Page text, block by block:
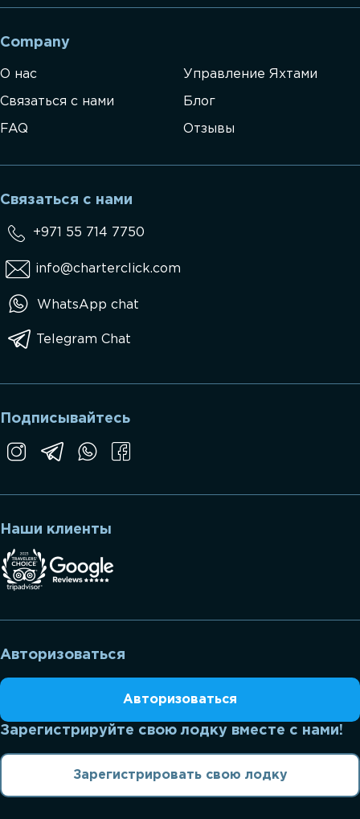
Company
О нас Управление Яхтами
Связаться с нами Блог
FAQ Отзывы
Связаться с нами
+971 55 714 7750
info@charterclick.com
WhatsApp chat
Telegram Chat
Наши клиенты
Подписывайтесь
Авторизоваться
Авторизоваться
Зарегистрируйте свою лодку вместе с нами!
Зарегистрировать свою лодку